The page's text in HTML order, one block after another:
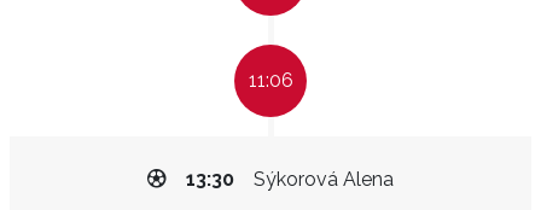
11:06
Sýkorová Alena
13:30